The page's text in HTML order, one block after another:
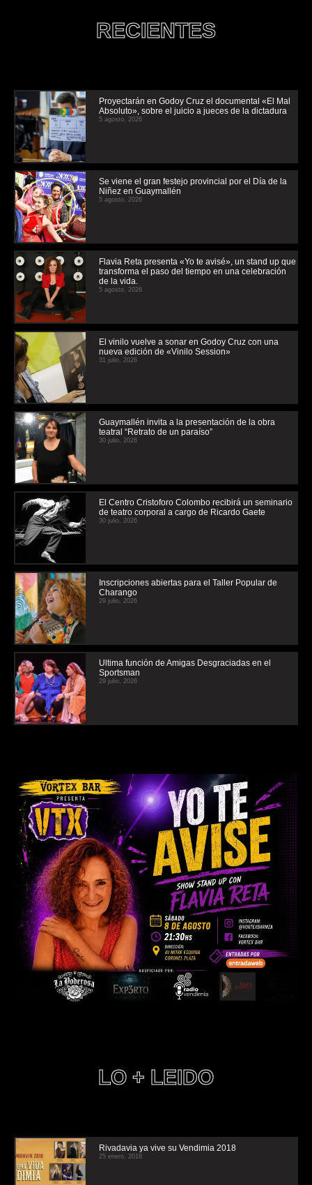
RECIENTES
Proyectarán en Godoy Cruz el documental «El Mal
Absoluto», sobre el juicio a jueces de la dictadura
5 agosto, 2026
Se viene el gran festejo provincial por el Día de la
Niñez en Guaymallén
5 agosto, 2026
Flavia Reta presenta «Yo te avisé», un stand up que
transforma el paso del tiempo en una celebración
de la vida.
5 agosto, 2026
El vinilo vuelve a sonar en Godoy Cruz con una
nueva edición de «Vinilo Session»
31 julio, 2026
Guaymallén invita a la presentación de la obra
teatral “Retrato de un paraíso”
30 julio, 2026
El Centro Cristoforo Colombo recibirá un seminario
de teatro corporal a cargo de Ricardo Gaete
30 julio, 2026
Inscripciones abiertas para el Taller Popular de
Charango
29 julio, 2026
Ultima función de Amigas Desgraciadas en el
Sportsman
29 julio, 2026
LO + LEIDO
Rivadavia ya vive su Vendimia 2018
25 enero, 2018